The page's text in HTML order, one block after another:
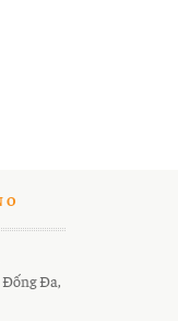
Đống Đa,